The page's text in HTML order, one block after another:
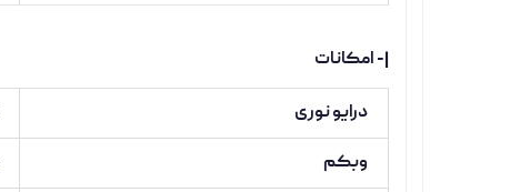
|- امکانات
درایو نوری
وبکم